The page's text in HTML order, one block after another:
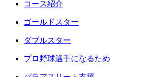
コース紹介
ゴールドスター
ダブルスター
プロ野球選手になるため